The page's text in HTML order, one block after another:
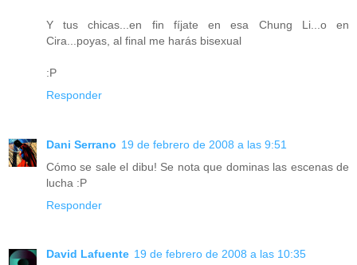
Y tus chicas...en fin fíjate en esa Chung Li...o en
Cira...poyas, al final me harás bisexual
:P
Responder
Dani Serrano 19 de febrero de 2008 a las 9:51
Cómo se sale el dibu! Se nota que dominas las escenas de
lucha :P
Responder
David Lafuente 19 de febrero de 2008 a las 10:35